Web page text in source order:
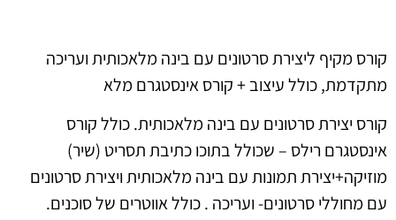
קורס מקיף ליצירת סרטונים עם בינה מלאכותית ועריכה
מתקדמת, כולל עיצוב + קורס אינסטגרם מלא
קורס יצירת סרטונים עם בינה מלאכותית. כולל קורס
אינסטגרם רילס – שכולל בתוכו כתיבת תסריט (שיר)
מוזיקה+יצירת תמונות עם בינה מלאכותית ויצירת סרטונים
עם מחוללי סרטונים- ועריכה . כולל אווטרים של סוכנים.